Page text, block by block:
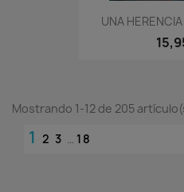
UNA
Mostrando 1-12 de 205
1 2 3 18